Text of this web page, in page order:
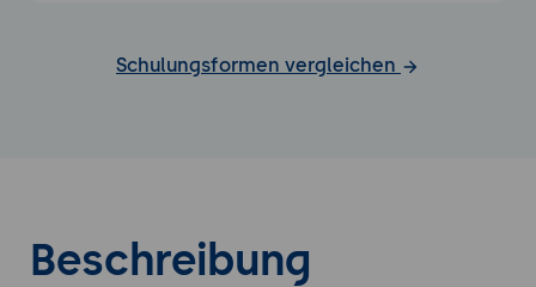
Schulungsformen vergleichen
Beschreibung